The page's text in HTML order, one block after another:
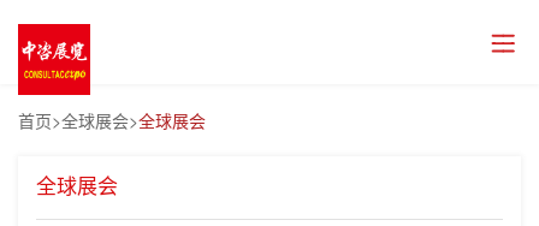
首页>全球展会>全球展会
全球展会